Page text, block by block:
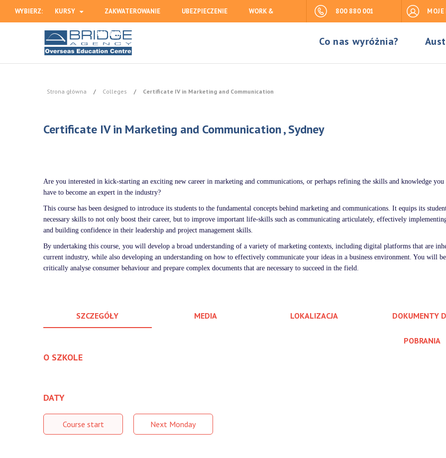
WYBIERZ: KURSY ZAKWATEROWANIE UBEZPIECZENIE WORK &
HOLIDAY
800 880 001 MOJE
Co nas wyróżnia?
Strona główna / Colleges / Certificate IV in Marketing and Communication
Certificate IV in Marketing and Communication , Sydney
Are you interested in kick-starting an exciting new career in marketing and communications, or perhaps refining the skills and knowledge you
have to become an expert in the industry?
This course has been designed to introduce its students to the fundamental concepts behind marketing and communications. It equips its
necessary skills to not only boost their career, but to improve important life-skills such as communicating articulately, effectively
and building confidence in their leadership and project management skills.
By undertaking this course, you will develop a broad understanding of a variety of marketing contexts, including digital platforms that are
current industry, while also developing an understanding on how to effectively communicate your ideas in a business environment. You will
critically analyse consumer behaviour and prepare complex documents that are necessary to succeed in the field.
SZCZEGÓŁY MEDIA LOKALIZACJA DOKUMENTY
POBRANIA
O SZKOLE
DATY
Course start Next Monday